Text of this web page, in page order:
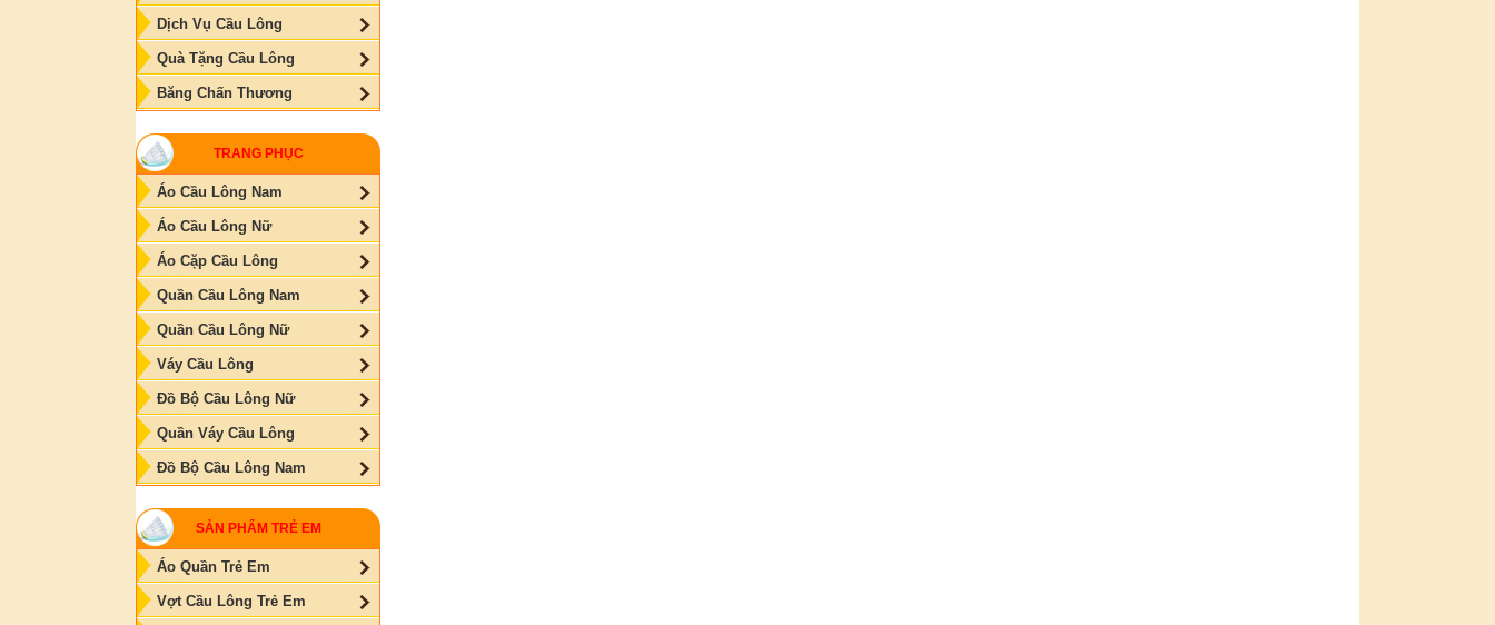
Dịch Vụ Cầu Lông
Quà Tặng Cầu Lông
Băng Chấn Thương
TRANG PHỤC
Áo Cầu Lông Nam
Áo Cầu Lông Nữ
Áo Cặp Cầu Lông
Quần Cầu Lông Nam
Quần Cầu Lông Nữ
Váy Cầu Lông
Đồ Bộ Cầu Lông Nữ
Quần Váy Cầu Lông
Đồ Bộ Cầu Lông Nam
SẢN PHẨM TRẺ EM
Áo Quần Trẻ Em
Vợt Cầu Lông Trẻ Em